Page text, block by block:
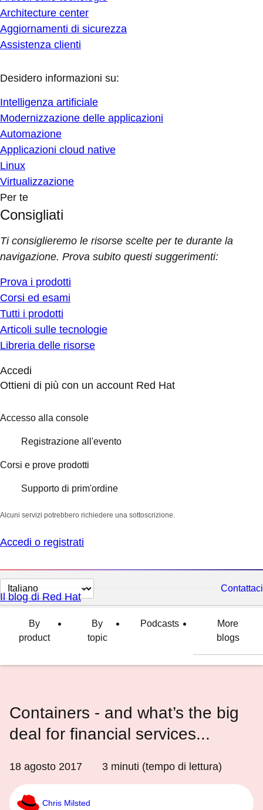
Architecture center
Aggiornamenti di sicurezza
Assistenza clienti
Desidero informazioni su:
Intelligenza artificiale
Modernizzazione delle applicazioni
Automazione
Applicazioni cloud native
Linux
Virtualizzazione
Per te
Consigliati
Ti consiglieremo le risorse scelte per te durante la
navigazione. Prova subito questi suggerimenti:
Prova i prodotti
Corsi ed esami
Tutti i prodotti
Articoli sulle tecnologie
Libreria delle risorse
Accedi
Ottieni di più con un account Red Hat
Accesso alla console
Registrazione all'evento
Corsi e prove prodotti
Supporto di prim'ordine
Alcuni servizi potrebbero richiedere una sottoscrizione.
Accedi o registrati
Cambia
lingua
Contattaci
Il blog di Red Hat
By
product
By
topic
Podcasts
More
blogs
Containers - and what’s the big
deal for financial services...
18 agosto 2017 3 minuti (tempo di lettura)
Chris Milsted